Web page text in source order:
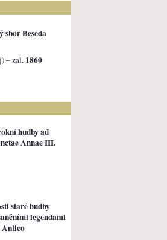
Beseda
– zal. 1860
hudby ad
Annae III.
staré hudby
legendami
Antico